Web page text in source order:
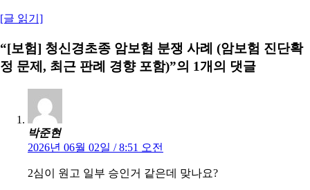
[글 읽기]
“[보험] 청신경초종 암보험 분쟁 사례 (암보험 진단확
정 문제, 최근 판례 경향 포함)”의 1개의 댓글
박준현
2026년 06월 02일 / 8:51 오전
2심이 원고 일부 승인거 같은데 맞나요?